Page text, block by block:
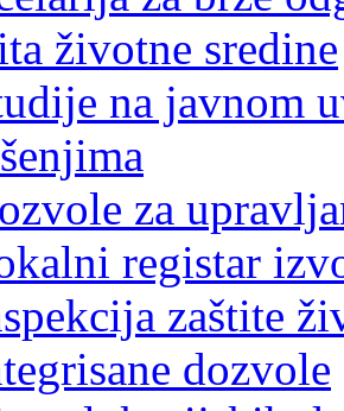
životne sredine
na javnom
za
registar
zaštite
dozvole